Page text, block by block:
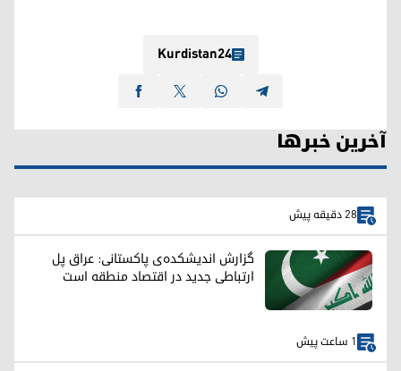
Kurdistan24
آخرین خبرها
28 دقیقه پیش
گزارش اندیشکده‌ی پاکستانی: عراق پل
ارتباطی جدید در اقتصاد منطقه است
1 ساعت پیش